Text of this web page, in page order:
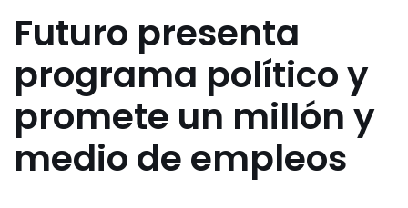
Futuro presenta
programa político y
promete un millón y
medio de empleos